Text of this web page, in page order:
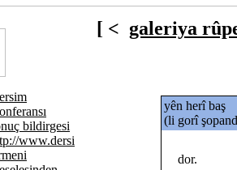
bildirgesi
www.dersimkatliami.com/
[ < galeriya
yên herî baş
(li gorî
dor.